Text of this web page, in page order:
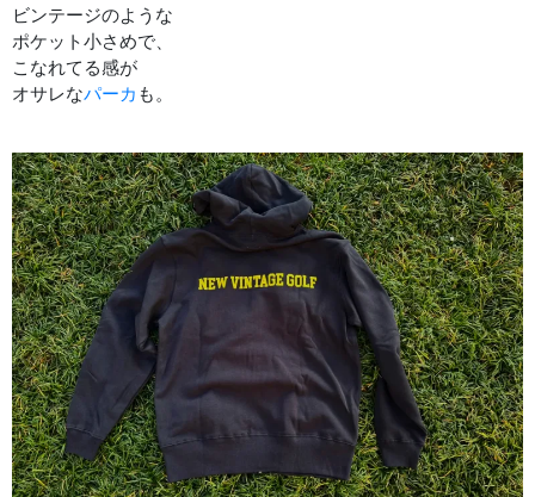
ビンテージのような
ポケット小さめで、
こなれてる感が
オサレなパーカ も。